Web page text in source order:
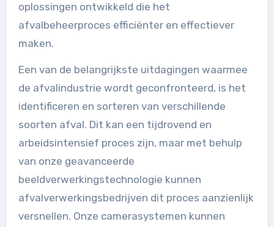
oplossingen ontwikkeld die het
afvalbeheerproces efficiënter en effectiever
maken.
Een van de belangrijkste uitdagingen waarmee
de afvalindustrie wordt geconfronteerd, is het
identificeren en sorteren van verschillende
soorten afval. Dit kan een tijdrovend en
arbeidsintensief proces zijn, maar met behulp
van onze geavanceerde
beeldverwerkingstechnologie kunnen
afvalverwerkingsbedrijven dit proces aanzienlijk
versnellen. Onze camerasystemen kunnen